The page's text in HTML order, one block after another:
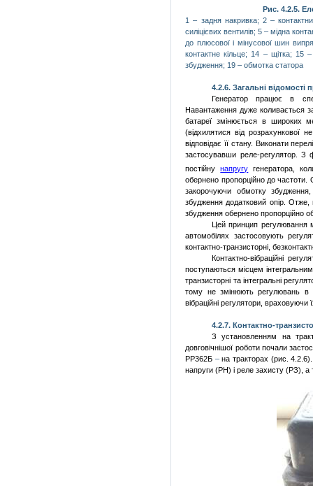
Рис. 4.2.5.
1 – задня накривка; 2–
силіцієвих вентилів;5 – мідна
до плюсової і міну­сової шин
контактне кільце; 14 – щітка; 15–
збудження; 19 – обмотка статора
4.2.6. Загальні
Генератор працює в
Навантаження дуже коливається
батареї змінюється в широких
(відхилятися від
відповідає її стану. Виконати
застосувавши реле-регулятор.
постійнунапругу генератора,
обернено пропорційно до частоти.
закорочуючи обмотку
збудження додатковий опір. Отже,
збудження обернено пропорційно
Цей принцип регулювання
автомобілях застосовують
контактно-транзисторні,
Контактно-вібраційні
поступаються місцем
транзисторні та інтегральні
тому не змінюють регулювань в
вібраційні регулятори,
4.2.7. Контактно-
З установленням на
довговічнішої роботи почали
РР362Б –на тракторах (рис.
напруги (PH) і реле захисту (РЗ), а